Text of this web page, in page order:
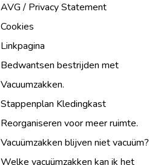
AVG / Privacy Statement
Cookies
Linkpagina
Bedwantsen bestrijden met
Vacuumzakken.
Stappenplan Kledingkast
Reorganiseren voor meer ruimte.
Vacuümzakken blijven niet vacuüm?
Welke vacuümzakken kan ik het